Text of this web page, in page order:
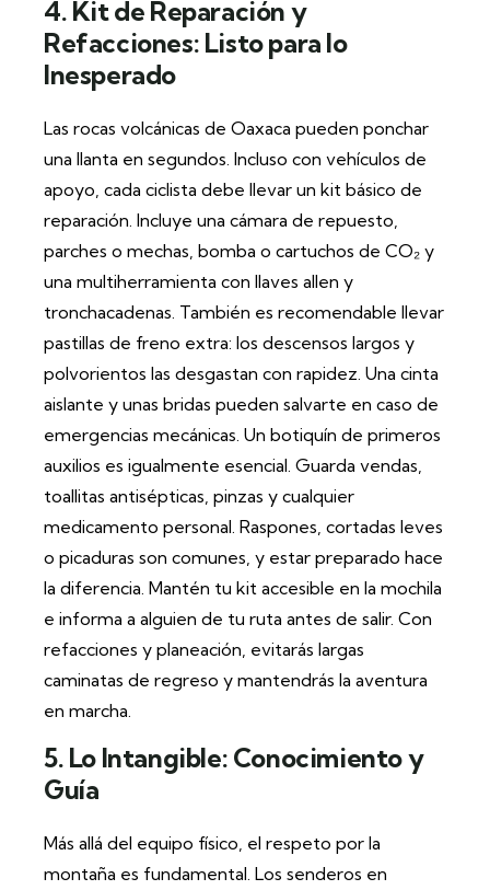
4. Kit de Reparación y
Refacciones: Listo para lo
Inesperado
Las rocas volcánicas de Oaxaca pueden ponchar
una llanta en segundos. Incluso con vehículos de
apoyo, cada ciclista debe llevar un kit básico de
reparación. Incluye una cámara de repuesto,
parches o mechas, bomba o cartuchos de CO₂ y
una multiherramienta con llaves allen y
tronchacadenas. También es recomendable llevar
pastillas de freno extra: los descensos largos y
polvorientos las desgastan con rapidez. Una cinta
aislante y unas bridas pueden salvarte en caso de
emergencias mecánicas. Un botiquín de primeros
auxilios es igualmente esencial. Guarda vendas,
toallitas antisépticas, pinzas y cualquier
medicamento personal. Raspones, cortadas leves
o picaduras son comunes, y estar preparado hace
la diferencia. Mantén tu kit accesible en la mochila
e informa a alguien de tu ruta antes de salir. Con
refacciones y planeación, evitarás largas
caminatas de regreso y mantendrás la aventura
en marcha.
5. Lo Intangible: Conocimiento y
Guía
Más allá del equipo físico, el respeto por la
montaña es fundamental. Los senderos en